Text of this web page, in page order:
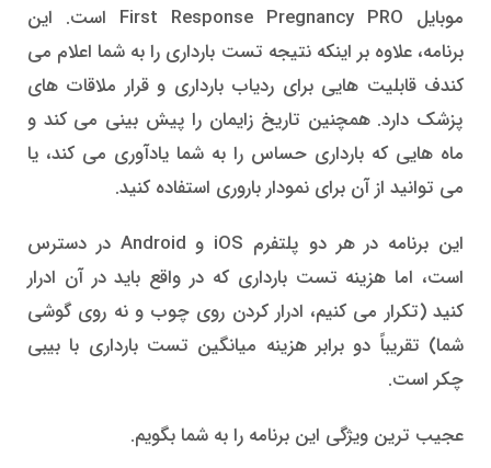
موبایل First Response Pregnancy PRO است. این
برنامه، علاوه بر اینکه نتیجه تست بارداری را به شما اعلام می
کندف قابلیت هایی برای ردیاب بارداری و قرار ملاقات های
پزشک دارد. همچنین تاریخ زایمان را پیش بینی می کند و
ماه هایی که بارداری حساس را به شما یادآوری می کند، یا
می توانید از آن برای نمودار باروری استفاده کنید.
این برنامه در هر دو پلتفرم iOS و Android در دسترس
است، اما هزینه تست بارداری که در واقع باید در آن ادرار
کنید (تکرار می کنیم، ادرار کردن روی چوب و نه روی گوشی
شما) تقریباً دو برابر هزینه میانگین تست بارداری با بیبی
چکر است.
عجیب ترین ویژگی این برنامه را به شما بگویم.